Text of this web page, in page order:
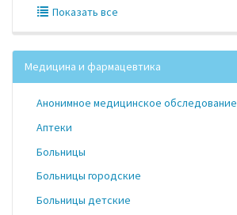
Показать все
Медицина и фармацевтика
Анонимное медицинское обследование
Аптеки
Больницы
Больницы городские
Больницы детские